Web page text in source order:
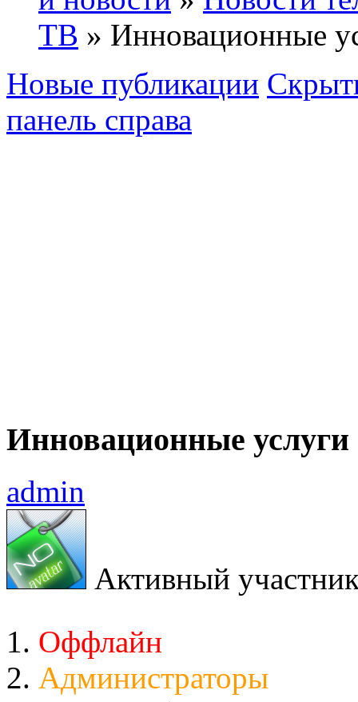
ТВ » Инновационные
Новые публикации
панель справа
Инновационные
admin
Активный
Оффлайн
Администраторы